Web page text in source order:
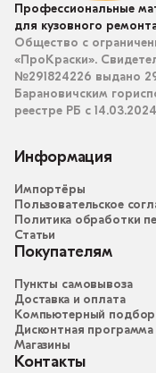
Профессиональные
для кузовного
Общество с
«ПроКраски».
№291824226 выдано
Барановичским
реестре РБ с 14.03.2024
Информация
Импортёры
Пользовательское
Политика обработки
Статьи
Покупателям
Пункты самовывоза
Доставка и оплата
Компьютерный подбор
Дисконтная программа
Магазины
Контакты